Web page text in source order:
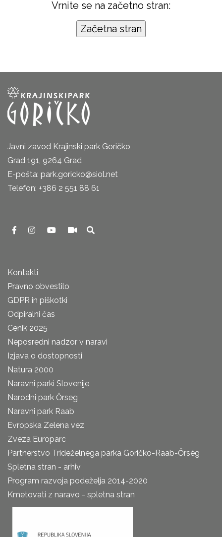
Vrnite se na začetno stran:
Javni zavod Krajinski park Goričko
Grad 191, 9264 Grad
E-pošta: park.goricko@siol.net
Telefon: +386 2 551 88 61
Kontakti
Pravno obvestilo
GDPR in piškotki
Odpiralni čas
Cenik 2025
Neposredni nadzor v naravi
Izjava o dostopnosti
Natura 2000
Naravni parki Slovenije
Narodni park Őrseg
Naravni park Raab
Evropska Zelena vez
Zveza Europarc
Partnerstvo Trideželnega parka Goričko-Raab-Őrség
Spletna stran - arhiv
Program razvoja podeželja 2014-2020
Kmetovati z naravo - spletna stran